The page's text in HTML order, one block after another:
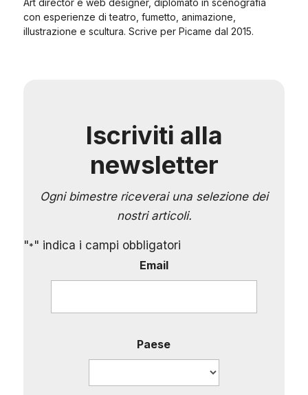
Art director e web designer, diplomato in scenografia
con esperienze di teatro, fumetto, animazione,
illustrazione e scultura. Scrive per Picame dal 2015.
Iscriviti alla
newsletter
Ogni bimestre riceverai una selezione dei
nostri articoli.
"*" indica i campi obbligatori
Email
Paese